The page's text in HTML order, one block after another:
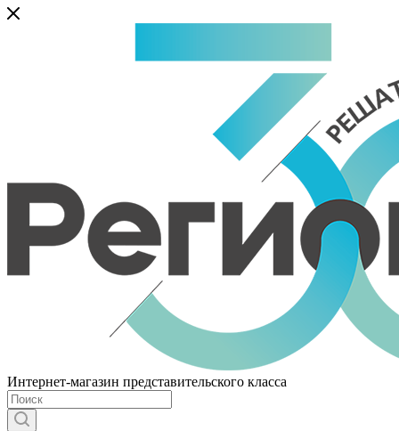
Интернет-магазин представительского класса